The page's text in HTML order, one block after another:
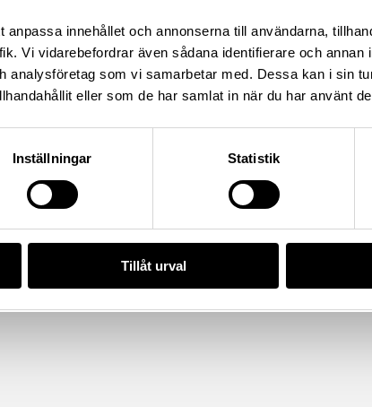
innehållet och annonserna till användarna,
Vi vidarebefordrar även sådana identifierare och annan
analysföretag som vi samarbetar med. Dessa kan i sin
eller som de har samlat in när du har använt
Inställningar Statistik
Tillåt urval
CC0.